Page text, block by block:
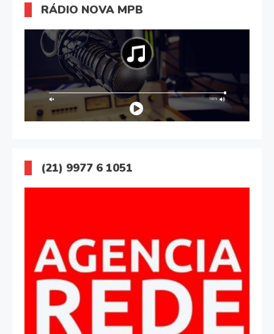
RÁDIO NOVA MPB
(21) 9977 6 1051